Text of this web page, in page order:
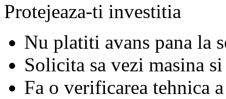
Protejeaza-ti investitia
Nu platiti avans pana la
Solicita sa vezi masina si
Fa o verificarea tehnica